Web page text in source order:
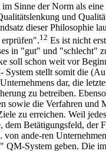
Sinne der Norm als eine
und
dieser Philosophie
erprüfen".12 Es ist nicht
in "gut" und "schlecht"
soll schon weit vor
System stellt somit die
dar, die
zu betreiben.
sowie die Verfahren und
zu erreichen. Weil
dem Betätigungsfeld, der
von ande-ren
QM-System geben. Die